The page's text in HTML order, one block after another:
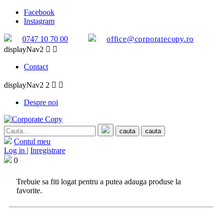
Facebook
Instagram
0747 10 70 00
office@corporatecopy.ro
displayNav2  
Contact
displayNav2 2  
Despre noi
cauta cauta
Contul meu
Log in | Inregistrare
0
Trebuie sa fiti logat pentru a putea adauga produse la
favorite.